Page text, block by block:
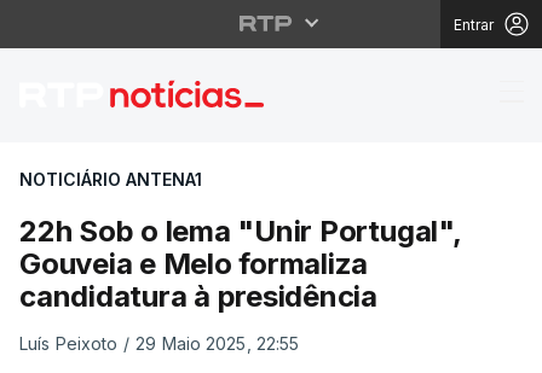
Entrar
22h Sob o lema "Unir
NOTICIÁRIO ANTENA1
22h Sob o lema "Unir Portugal",
Gouveia e Melo formaliza
candidatura à presidência
Luís Peixoto / 29 Maio 2025, 22:55